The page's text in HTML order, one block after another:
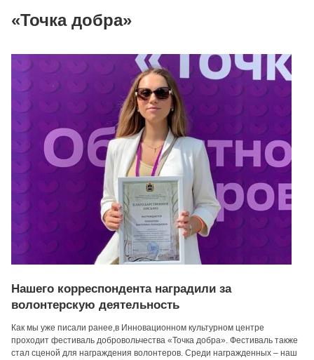
«Точка добра»
Нашего корреспондента наградили за
волонтерскую деятельность
Как мы уже писали ранее,в Инновационном культурном центре
проходит фестиваль добровольчества «Точка добра». Фестиваль также
стал сценой для награждения волонтеров. Среди награжденных – наш